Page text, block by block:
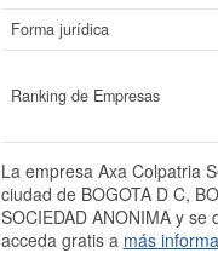
Forma jurídica
Ranking de Empresas
La empresa Axa Colpatria
ciudad de BOGOTA D C,
SOCIEDAD ANONIMA y
acceda gratis a más